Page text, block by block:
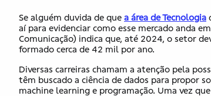
Se alguém duvida de que a área de Tecnologia
aí para evidenciar como esse mercado anda
Comunicação) indica que, até 2024, o setor
formado cerca de 42 mil por ano.
Diversas carreiras chamam a atenção pela
têm buscado a ciência de dados para propor
machine learning e programação. Uma vez